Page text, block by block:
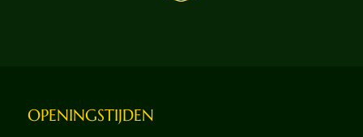
OPENINGSTIJDEN